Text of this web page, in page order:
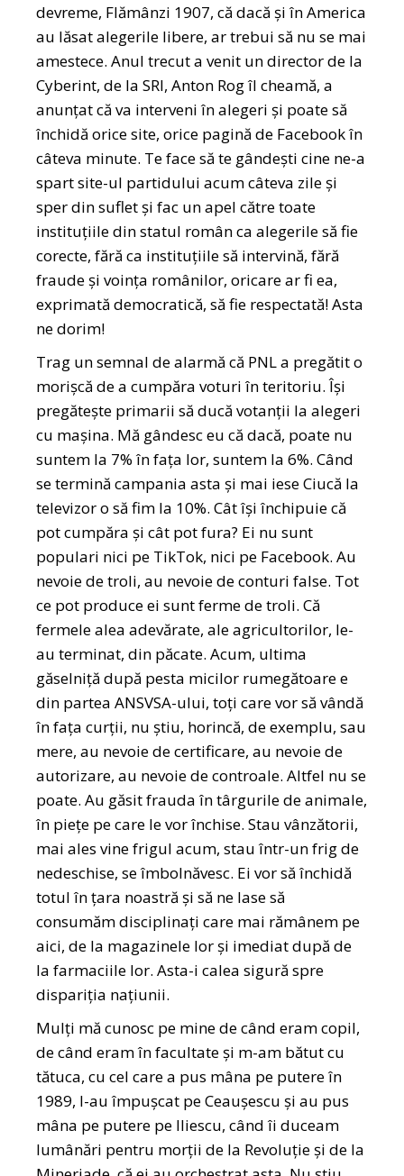
devreme, Flămânzi 1907, că dacă și în America
au lăsat alegerile libere, ar trebui să nu se mai
amestece. Anul trecut a venit un director de la
Cyberint, de la SRI, Anton Rog îl cheamă, a
anunțat că va interveni în alegeri și poate să
închidă orice site, orice pagină de Facebook în
câteva minute. Te face să te gândești cine ne-a
spart site-ul partidului acum câteva zile și
sper din suflet și fac un apel către toate
instituțiile din statul român ca alegerile să fie
corecte, fără ca instituțiile să intervină, fără
fraude și voința românilor, oricare ar fi ea,
exprimată democratică, să fie respectată! Asta
ne dorim!
Trag un semnal de alarmă că PNL a pregătit o
morișcă de a cumpăra voturi în teritoriu. Își
pregătește primarii să ducă votanții la alegeri
cu mașina. Mă gândesc eu că dacă, poate nu
suntem la 7% în fața lor, suntem la 6%. Când
se termină campania asta și mai iese Ciucă la
televizor o să fim la 10%. Cât își închipuie că
pot cumpăra și cât pot fura? Ei nu sunt
populari nici pe TikTok, nici pe Facebook. Au
nevoie de troli, au nevoie de conturi false. Tot
ce pot produce ei sunt ferme de troli. Că
fermele alea adevărate, ale agricultorilor, le-
au terminat, din păcate. Acum, ultima
găselniță după pesta micilor rumegătoare e
din partea ANSVSA-ului, toți care vor să vândă
în fața curții, nu știu, horincă, de exemplu, sau
mere, au nevoie de certificare, au nevoie de
autorizare, au nevoie de controale. Altfel nu se
poate. Au găsit frauda în târgurile de animale,
în piețe pe care le vor închise. Stau vânzătorii,
mai ales vine frigul acum, stau într-un frig de
nedeschise, se îmbolnăvesc. Ei vor să închidă
totul în țara noastră și să ne lase să
consumăm disciplinați care mai rămânem pe
aici, de la magazinele lor și imediat după de
la farmaciile lor. Asta-i calea sigură spre
dispariția națiunii.
Mulți mă cunosc pe mine de când eram copil,
de când eram în facultate și m-am bătut cu
tătuca, cu cel care a pus mâna pe putere în
1989, l-au împușcat pe Ceaușescu și au pus
mâna pe putere pe Iliescu, când îi duceam
lumânări pentru morții de la Revoluție și de la